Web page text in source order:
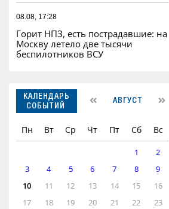
08.08, 17:28
Горит НПЗ, есть пострадавшие: на
Москву летело две тысячи
беспилотников ВСУ
КАЛЕНДАРЬ
СОБЫТИЙ
АВГУСТ
Пн Вт Ср Чт Пт Сб Вс
1
2
3
4 5 6 7 8
9
10
11 12 13 14 15
16
17
18 19 20 21 22 23